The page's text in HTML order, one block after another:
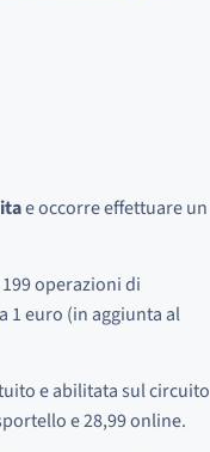
e occorre effettuare un
operazioni di
1 euro (in aggiunta al
e abilitata sul circuito
e 28,99 online.